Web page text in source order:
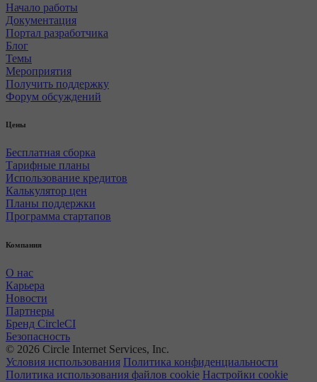
Начало работы
Документация
Портал разработчика
Блог
Темы
Мероприятия
Получить поддержку
Форум обсуждений
Цены
Бесплатная сборка
Тарифные планы
Использование кредитов
Калькулятор цен
Планы поддержки
Программа стартапов
Компания
О нас
Карьера
Новости
Партнеры
Бренд CircleCI
Безопасность
© 2026 Circle Internet Services, Inc.
Условия использования Политика конфиденциальности
Политика использования файлов cookie Настройки cookie